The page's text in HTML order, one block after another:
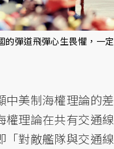
的彈道飛彈心生畏懼，一定
中美制海權理論的差
權理論在共有交通線
「對敵艦隊與交通線